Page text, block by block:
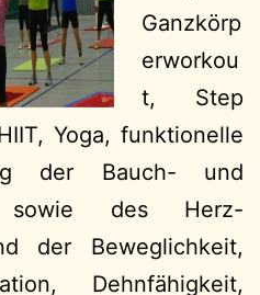
Ganzkörp
erworkou
t, Step
Yoga, funktionelle
der Bauch- und
sowie des Herz-
der Beweglichkeit,
Dehnfähigkeit,